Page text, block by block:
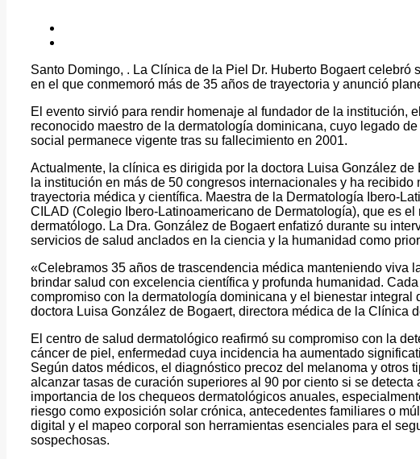
Santo Domingo, . La Clínica de la Piel Dr. Huberto Bogaert celebró
en el que conmemoró más de 35 años de trayectoria y anunció
El evento sirvió para rendir homenaje al fundador de la institución,
reconocido maestro de la dermatología dominicana, cuyo legado
social permanece vigente tras su fallecimiento en 2001.
Actualmente, la clínica es dirigida por la doctora Luisa González de
la institución en más de 50 congresos internacionales y ha
trayectoria médica y científica. Maestra de la Dermatología Ibero-
CILAD (Colegio Ibero-Latinoamericano de Dermatología), que es
dermatólogo. La Dra. González de Bogaert enfatizó durante su
servicios de salud anclados en la ciencia y la humanidad como
«Celebramos 35 años de trascendencia médica manteniendo viva
brindar salud con excelencia científica y profunda humanidad.
compromiso con la dermatología dominicana y el bienestar integral
doctora Luisa González de Bogaert, directora médica de la Clínica
El centro de salud dermatológico reafirmó su compromiso con la
cáncer de piel, enfermedad cuya incidencia ha aumentado
Según datos médicos, el diagnóstico precoz del melanoma y otros
alcanzar tasas de curación superiores al 90 por ciento si se detecta
importancia de los chequeos dermatológicos anuales,
riesgo como exposición solar crónica, antecedentes familiares o
digital y el mapeo corporal son herramientas esenciales para el
sospechosas.